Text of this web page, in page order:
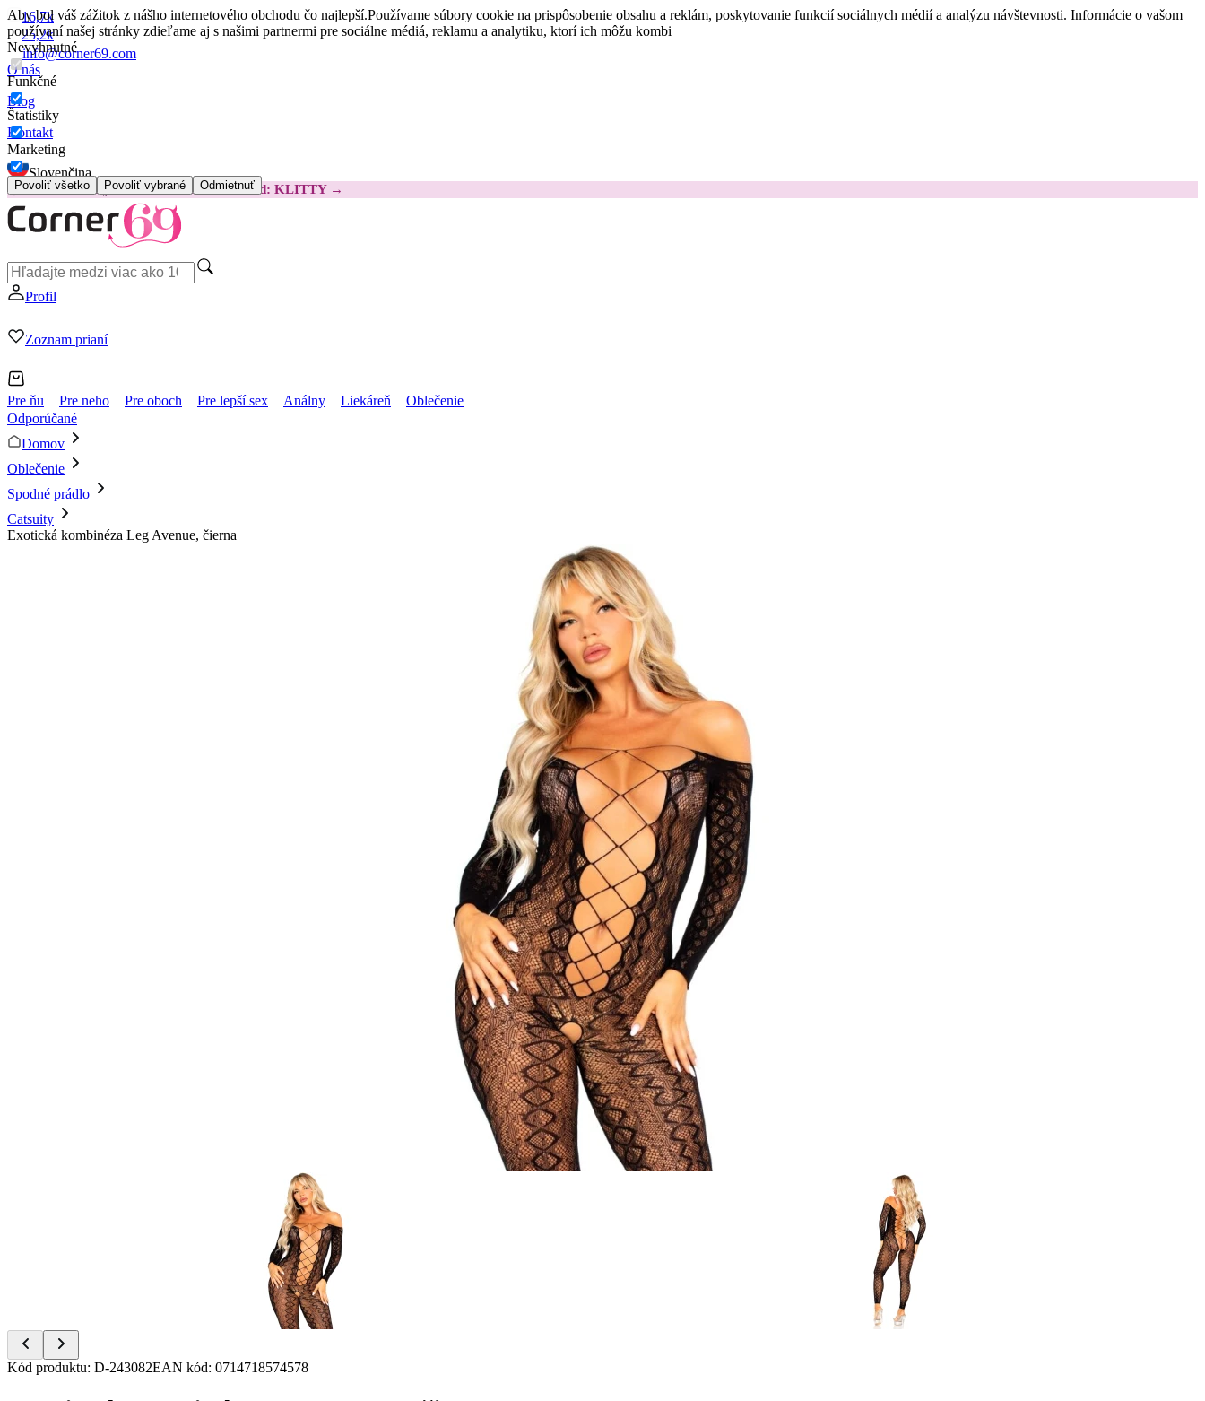
Aby bol váš zážitok z nášho internetového obchodu čo najlepší.Používame súbory cookie na prispôsobenie obsahu a reklám, poskytovanie funkcií sociálnych médií a analýzu návštevnosti. Informácie o vašom
používaní našej stránky zdieľame aj s našimi partnermi pre sociálne médiá, reklamu a analytiku, ktorí ich môžu kombi
Nevyhnutné
Funkčné
Štatistiky
Marketing
Povoliť všetko Povoliť vybrané Odmietnuť
16,7k
25,2k
info@corner69.com
O nás
Blog
Kontakt
Slovenčina
😽Svakom Klitty: O 15 € LACNEJŠIEKód: KLITTY →
Profil
Zoznam prianí
Pre ňu Pre neho Pre oboch Pre lepší sex Análny Liekáreň
Oblečenie
Odporúčané
Domov
Oblečenie
Spodné prádlo
Catsuity
Exotická kombinéza Leg Avenue, čierna
Item
Kód produktu: D-243082EAN kód: 0714718574578